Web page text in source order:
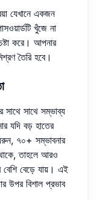
যেখানে একজন
খুঁজে না
করে। আপনার
তৈরি হবে।
সাথে সম্ভাব্য
যদি বড় হাতের
৭০+ সম্ভাবনার
তাহলে আরও
বেড়ে যায়। এই
উপর বিশাল প্রভাব